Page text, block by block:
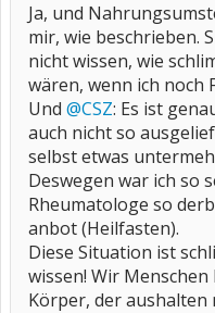
Ja, und
mir, wie beschrieben.
nicht wissen, wie
wären, wenn ich noch
Und @CSZ: Es ist
auch nicht so
selbst etwas
Deswegen war ich so
Rheumatologe so
anbot (Heilfasten).
Diese Situation ist
wissen! Wir
Körper, der aushalten